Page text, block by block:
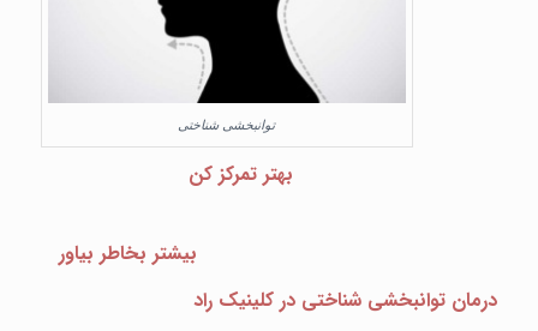
توانبخشی شناختی
بهتر تمرکز کن
بیشتر بخاطر بیاور
درمان توانبخشی شناختی در کلینیک راد